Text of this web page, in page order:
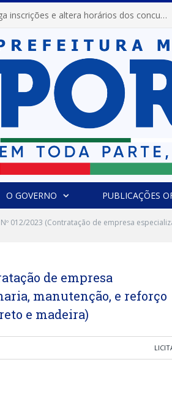
Prefeitura de Portel prorroga inscrições e altera horários dos concursos “Musa” e “Miss Mix Verão 2026”
O GOVERNO PUBLICAÇÕES
Nº 012/2023 (Contratação de empresa
de empresa
manutenção, e reforço
e madeira)